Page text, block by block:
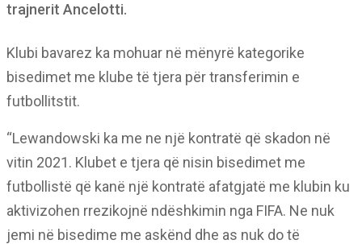
trajnerit Ancelotti.
Klubi bavarez ka mohuar në mënyrë kategorike
bisedimet me klube të tjera për transferimin e
futbollitstit.
“Lewandowski ka me ne një kontratë që skadon në
vitin 2021. Klubet e tjera që nisin bisedimet me
futbollistë që kanë një kontratë afatgjatë me klubin ku
aktivizohen rrezikojnë ndëshkimin nga FIFA. Ne nuk
jemi në bisedime me askënd dhe as nuk do të